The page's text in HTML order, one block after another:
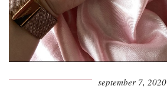
september 7, 2020